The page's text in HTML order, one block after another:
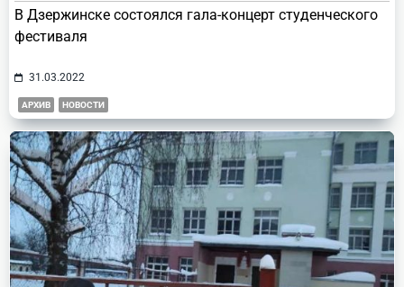
В Дзержинске состоялся гала-концерт студенческого
фестиваля
31.03.2022
АРХИВ НОВОСТИ